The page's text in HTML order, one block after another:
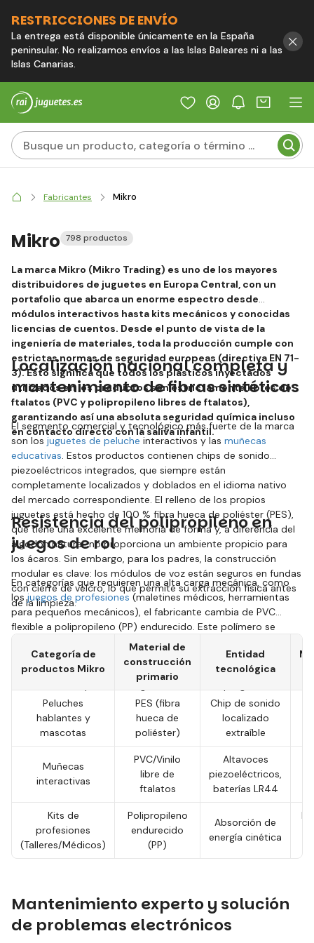
RESTRICCIONES DE ENVÍO
La entrega está disponible únicamente en la España
peninsular. No realizamos envíos a las Islas Baleares ni a las
Islas Canarias.
Fabricantes Mikro
Mikro 798 productos
La marca Mikro (Mikro Trading) es uno de los mayores
distribuidores de juguetes en Europa Central, con un
portafolio que abarca un enorme espectro desde
módulos interactivos hasta kits mecánicos y conocidas
licencias de cuentos. Desde el punto de vista de la
ingeniería de materiales, toda la producción cumple con
estrictas normas de seguridad europeas (directiva EN 71-
3). Esto significa que todos los plásticos inyectados
utilizados en los productos son estrictamente libres de
ftalatos (PVC y polipropileno libres de ftalatos),
garantizando así una absoluta seguridad química incluso
en contacto directo con la saliva infantil.
Localización nacional completa y
mantenimiento de fibras sintéticas
El segmento comercial y tecnológico más fuerte de la marca
son los juguetes de peluche interactivos y las muñecas
educativas. Estos productos contienen chips de sonido
piezoeléctricos integrados, que siempre están
completamente localizados y doblados en el idioma nativo
del mercado correspondiente. El relleno de los propios
juguetes está hecho de 100 % fibra hueca de poliéster (PES),
que tiene una excelente memoria de forma y, a diferencia del
algodón natural, no proporciona un ambiente propicio para
los ácaros. Sin embargo, para los padres, la construcción
modular es clave: los módulos de voz están seguros en fundas
con cierre de velcro, lo que permite su extracción física antes
de la limpieza.
Resistencia del polipropileno en
juegos de rol
En categorías que requieren una alta carga mecánica, como
losjuegos de profesiones (maletines médicos, herramientas
para pequeños mecánicos), el fabricante cambia de PVC
flexible a polipropileno (PP) endurecido. Este polímero se
caracteriza por su extrema resistencia a la fatiga del material
y a los impactos. Cuando un niño golpea con un martillo de
plástico del taller Mikro, el polipropileno absorbe la energía
cinética sin romperse en fragmentos afilados peligrosos.
Categoría de
productos Mikro
Material de
construcción
primario
Entidad
tecnológica
Peluches
hablantes y
mascotas
PES (fibra
hueca de
poliéster)
Chip de sonido
localizado
extraíble
Muñecas
interactivas
PVC/Vinilo
libre de
ftalatos
Altavoces
piezoeléctricos,
baterías LR44
Kits de
profesiones
(Talleres/Médicos)
Polipropileno
endurecido
(PP)
Absorción de
energía cinética
Mantenimiento experto y solución
de problemas electrónicos